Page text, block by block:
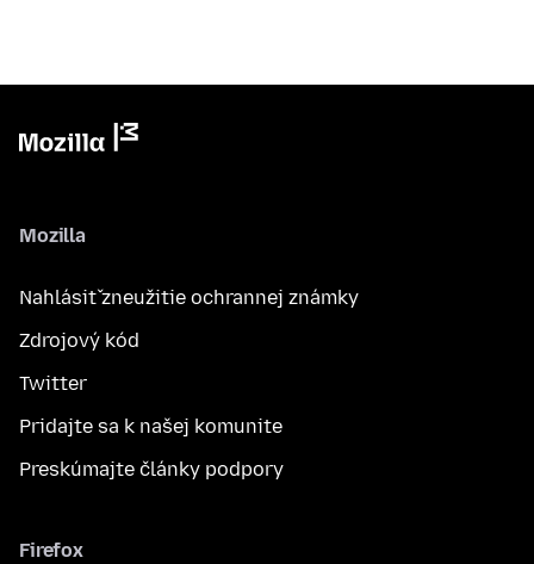
Mozilla
Nahlásiť zneužitie ochrannej známky
Zdrojový kód
Twitter
Pridajte sa k našej komunite
Preskúmajte články podpory
Firefox